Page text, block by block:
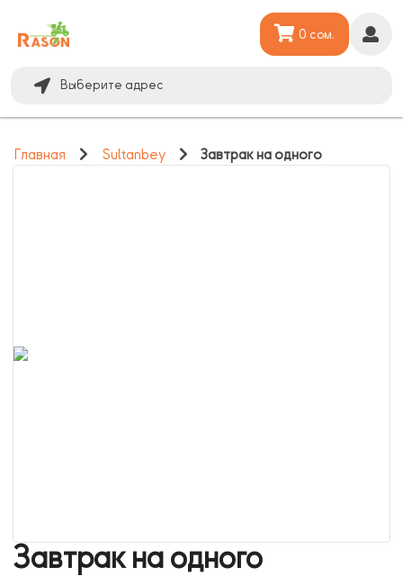
Выберите адрес
0 сом.
Главная Sultanbey Завтрак на одного
Завтрак на одного